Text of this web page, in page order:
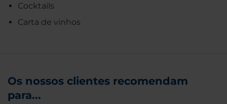
Cocktails
Carta de vinhos
Os nossos clientes recomendam
para...